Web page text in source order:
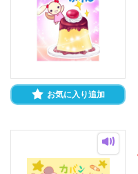
お気に入り追加